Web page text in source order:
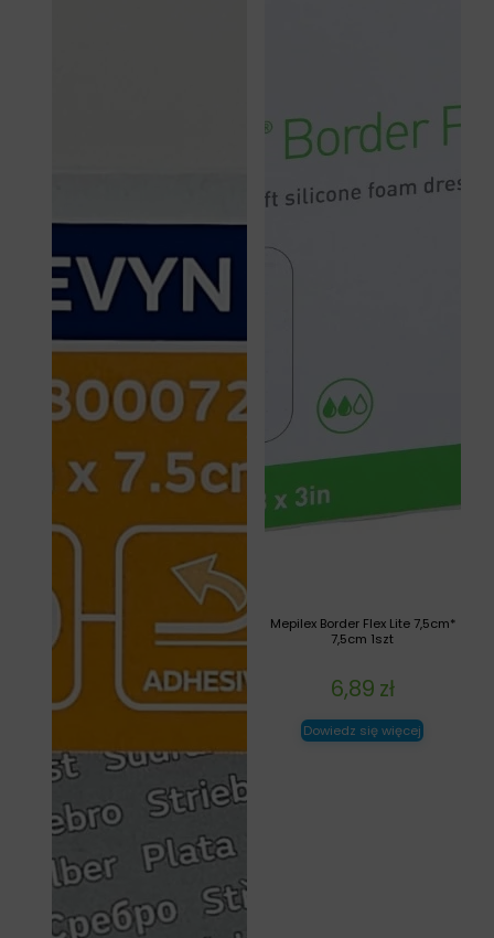
Mepilex Border Flex Lite 7,5cm*
7,5cm 1szt
6,89 zł
Dowiedz się więcej